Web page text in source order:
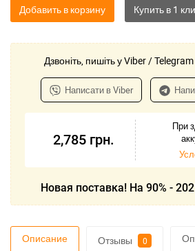
Добавить в корзину
Дзвоніть, пишіть у Viber /
Написати в Viber
2,785 грн.
При
Новая поставка! На 90% -
Описание Отзывы 0